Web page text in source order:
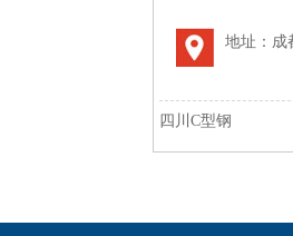
地址：成
四川C型钢